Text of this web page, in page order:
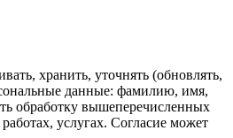
хранить, уточнять (обновлять,
данные: фамилию, имя,
обработку вышеперечисленных
услугах. Согласие может